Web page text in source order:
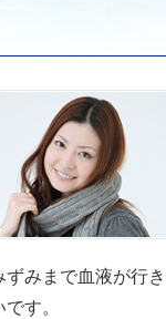
みまで血液が行
す。